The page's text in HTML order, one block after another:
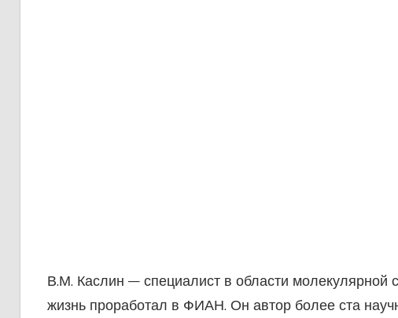
В.М. Каслин — специалист в области молекулярной
жизнь проработал в ФИАН. Он автор более ста